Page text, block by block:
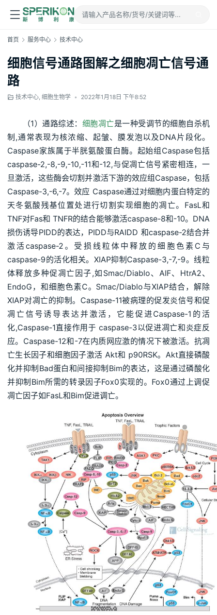
首页 服务中心 技术中心
细胞信号通路图解之细胞凋亡信号通
路
技术中心, 细胞生物学 • 2022年1月18日 下午8:52
（1）通路综述： 细胞凋亡是一种受调节的细胞自杀机
制,通常表现为核浓缩、起皱、膜发泡以及DNA片段化。
Caspase家族属于半胱氨酸蛋白酶。起始组Caspase包括
caspase-2,-8,-9,-10,-11和-12,与促凋亡信号紧密相连，一
旦激活，这些酶会切割并激活下游的效应组Caspase，包括
Caspase-3,-6,-7。效应 Caspase通过对细胞内蛋白特定的
天冬氨酸残基位置处进行切割实现细胞的凋亡。FasL和
TNF对Fas和 TNFR的结合能够激活caspase-8和-10。DNA
损伤诱导PIDD的表达，PIDD与RAIDD 和caspase-2结合并
激活caspase-2。受损线粒体中释放的细胞色素C与
caspase-9的活化相关。XIAP抑制Caspase-3,-7,-9。线粒
体释放多种促凋亡因子,如Smac/Diablo、AIF、HtrA2、
EndoG，和细胞色素C。Smac/Diablo与XIAP结合，解除
XIAP对凋亡的抑制。Caspase-11被病理的促发炎信号和促
凋亡信号诱导表达并激活，它能促进Caspase-1的活
化,Caspase-1直接作用于 caspase-3以促进凋亡和炎症反
应。Caspase-12和-7在内质网应激的情况下被激活。抗凋
亡生长因子和细胞因子激活 Akt和 p90RSK。Akt直接磷酸
化并抑制Bad蛋白和间接抑制Bim的表达，这是通过磷酸化
并抑制Bim所需的转录因子Fox0实现的。Fox0通过上调促
凋亡因子如FasL和Bim促进调亡。